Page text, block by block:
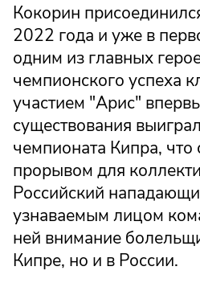
Кокорин
2022 года и уже в
одним из главных
чемпионского успеха
участием "Арис"
существования
чемпионата Кипра, что
прорывом для
Российский
узнаваемым лицом
ней внимание
Кипре, но и в России.